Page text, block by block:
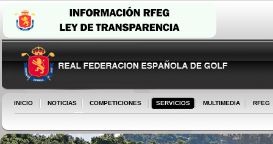
INICIO NOTICIAS COMPETICIONES SERVICIOS MULTIMEDIA RFEG